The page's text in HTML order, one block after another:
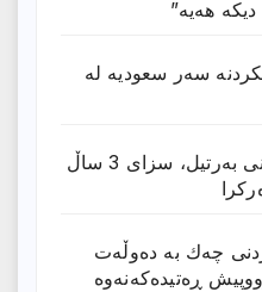
سەر سعودیە لە
بەغداد.. بە تۆمەتی داواكردنی بەرتیل، سزای 3 ساڵ
چەك بە دەوڵەت
ڕەتیدەکەنەوە